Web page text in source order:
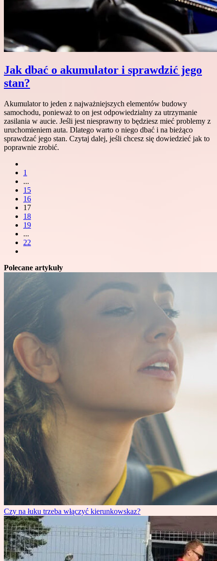
Jak dbać o akumulator i sprawdzić jego
stan?
Akumulator to jeden z najważniejszych elementów budowy
samochodu, ponieważ to on jest odpowiedzialny za utrzymanie
zasilania w aucie. Jeśli jest niesprawny to będziesz mieć problemy z
uruchomieniem auta. Dlatego warto o niego dbać i na bieżąco
sprawdzać jego stan. Czytaj dalej, jeśli chcesz się dowiedzieć jak to
poprawnie zrobić.
1
...
15
16
17
18
19
...
22
Polecane artykuły
Czy na łuku trzeba włączyć kierunkowskaz?